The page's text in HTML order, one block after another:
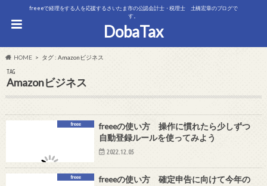
freeeで経理をする人を応援するさいたま市の公認会計士・税理士 土橋宏章のブログで
す。
DobaTax
HOME タグ : Amazonビジネス
TAG
Amazonビジネス
freee
freeeの使い方 操作に慣れたら少しずつ
自動登録ルールを使ってみよう
2022.12.05
freee
freeeの使い方 確定申告に向けて今年の